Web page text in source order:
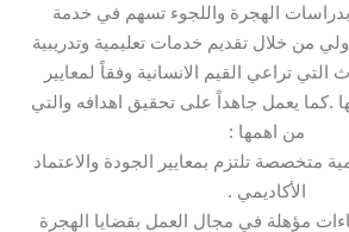
بدراسات الهجرة واللجوء تسهم في خدمة
من خلال تقديم خدمات تعليمية وتدريبية
التي تراعي القيم الانسانية وفقاً لمعايير
.كما يعمل جاهداً على تحقيق اهدافه والتي
من اهمها :
متخصصة تلتزم بمعايير الجودة والاعتماد
الأكاديمي .
مؤهلة في مجال العمل بقضايا الهجرة